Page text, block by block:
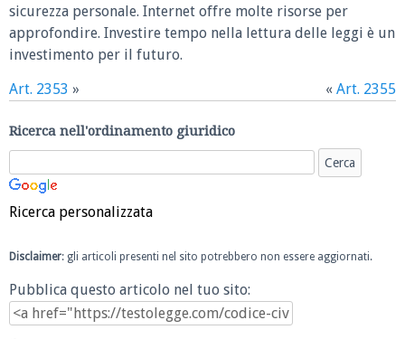
sicurezza personale. Internet offre molte risorse per
approfondire. Investire tempo nella lettura delle leggi è un
investimento per il futuro.
Art. 2353 » « Art. 2355
Ricerca nell'ordinamento giuridico
Ricerca personalizzata
Disclaimer: gli articoli presenti nel sito potrebbero non essere aggiornati.
Pubblica questo articolo nel tuo sito: